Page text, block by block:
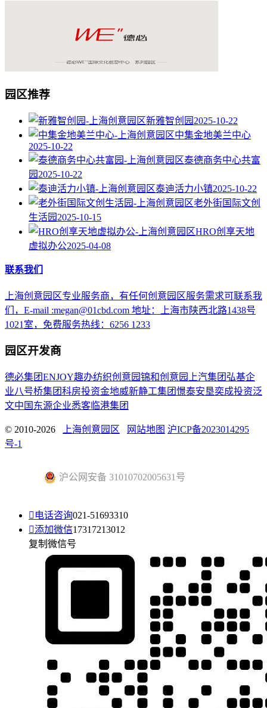
园区推荐
新雅智创园 2025-10-22
中集金地美兰中心
2025-10-22
泰德商务中心共富
园 2025-10-22
泰迪活力小镇2025-10-22
老外街国际文创
生活园 2025-10-15
HRO创享天地
虚拟办公2025-04-08
联系我们
上海创意园区专业服务商，有任何创意园区服务需求可联系我
们，E-mail :megan@01cbd.com 地址：上海市陕西北路1438号
1021室，免费服务热线：6256 1233
园区开发商
德必集团ENJOY趣办纺织创意园锦和创意园 上汽集团 弘基企
业八号桥集团科房投资金地威新静工集团憬泰安垦奕成投资泛
文中国 东源企业悉客 临港集团
© 2010-2026 上海创意园区 网站地图 沪ICP备2023014295
号-1
沪公网安备 31010702005631号
 电话咨询021-51693310
添加微信17317213012
复制微信号